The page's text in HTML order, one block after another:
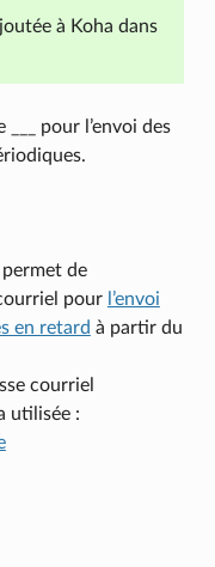
à Koha dans
pour l’envoi des
de
pour l’envoi
en retard à partir du
courriel
utilisée :